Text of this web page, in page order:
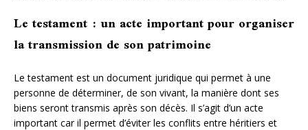
Le testament : un acte important pour organiser
la transmission de son patrimoine
Le testament est un document juridique qui permet à une
personne de déterminer, de son vivant, la manière dont ses
biens seront transmis après son décès. Il s’agit d’un acte
important car il permet d’éviter les conflits entre héritiers et